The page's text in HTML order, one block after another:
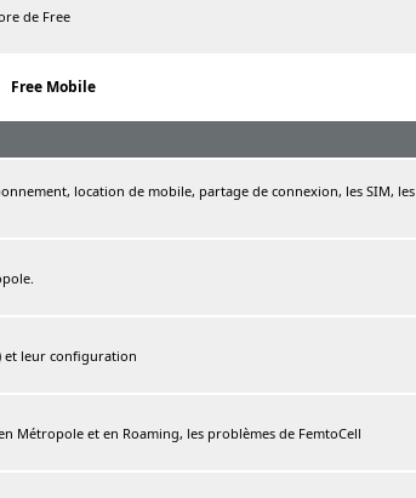
de Free
Free Mobile
location de mobile, partage de connexion, les SIM, les
et leur configuration
Métropole et en Roaming, les problèmes de FemtoCell